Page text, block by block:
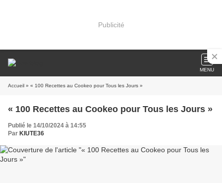
Publicité
MENU
Accueil » « 100 Recettes au Cookeo pour Tous les Jours »
« 100 Recettes au Cookeo pour Tous les Jours »
Publié le 14/10/2024 à 14:55
Par KIUTE36